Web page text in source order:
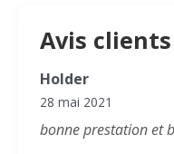
Avis
Holder
28 mai 2021
bonne prestation et